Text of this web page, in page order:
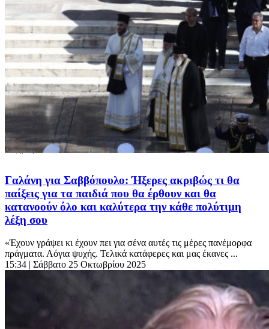
Γαλάνη για Σαββόπουλο: Ήξερες ακριβώς τι θα
παίξεις για τα παιδιά που θα έρθουν και θα
κατανοούν όλο και καλύτερα την κάθε πολύτιμη
λέξη σου
«Έχουν γράψει κι έχουν πει για σένα αυτές τις μέρες πανέμορφα
πράγματα. Λόγια ψυχής. Τελικά κατάφερες και μας έκανες ...
15:34 | Σάββατο 25 Οκτωβρίου 2025